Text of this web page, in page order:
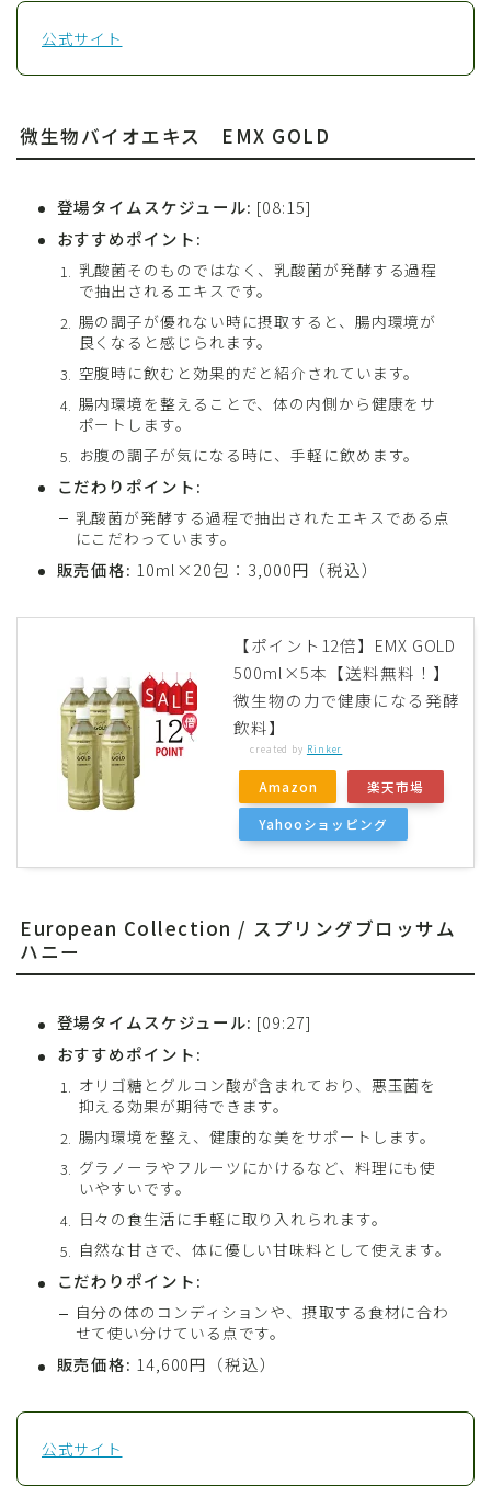
公式サイト
微生物バイオエキス EMX GOLD
登場タイムスケジュール: [08:15]
おすすめポイント:
乳酸菌そのものではなく、乳酸菌が発酵する過程
で抽出されるエキスです。
腸の調子が優れない時に摂取すると、腸内環境が
良くなると感じられます。
空腹時に飲むと効果的だと紹介されています。
腸内環境を整えることで、体の内側から健康をサ
ポートします。
お腹の調子が気になる時に、手軽に飲めます。
こだわりポイント:
乳酸菌が発酵する過程で抽出されたエキスである点
にこだわっています。
販売価格: 10ml×20包：3,000円（税込）
【ポイント12倍】EMX GOLD
500ml×5本【送料無料！】
微生物の力で健康になる発酵
飲料】
created by Rinker
Amazon 楽天市場
Yahooショッピング
European Collection / スプリングブロッサム
ハニー
登場タイムスケジュール: [09:27]
おすすめポイント:
オリゴ糖とグルコン酸が含まれており、悪玉菌を
抑える効果が期待できます。
腸内環境を整え、健康的な美をサポートします。
グラノーラやフルーツにかけるなど、料理にも使
いやすいです。
日々の食生活に手軽に取り入れられます。
自然な甘さで、体に優しい甘味料として使えます。
こだわりポイント:
自分の体のコンディションや、摂取する食材に合わ
せて使い分けている点です。
販売価格: 14,600円（税込）
公式サイト